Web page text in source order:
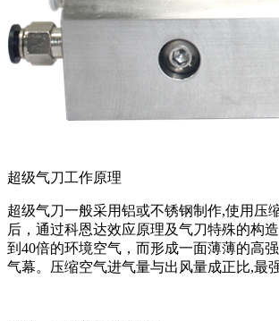
超级气刀工作原理
超级气刀一般采用铝或不锈钢制作,使用压
后，通过科恩达效应原理及气刀特殊的构
到40倍的环境空气，而形成一面薄薄的高
气幕。压缩空气进气量与出风量成正比,最